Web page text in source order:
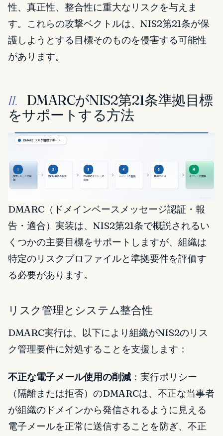
性、真正性、整合性に重大なリスクを与えま
す。これらの攻撃ベクトルは、NIS2第21条が保
護しようとする目標そのものを侵害する可能性
があります。
II.
DMARCがNIS2第21条準拠目標
をサポートする方法
DMARC（ドメインベースメッセージ認証・報
告・適合）実装は、NIS2第21条で概説されるい
くつかの主要目標をサポートしますが、組織は
特定のリスクプロファイルと準拠要件を評価す
る必要があります。
リスク管理とシステム整合性
DMARC実行は、以下により組織がNIS2のリス
ク管理要件に対処することを支援します：
不正な電子メール使用の削減 ：実行ポリシー
（隔離または拒否）のDMARCは、不正な当事者
が組織のドメインから発信されるように見える
電子メールを正常に送信することを防ぎ、不正